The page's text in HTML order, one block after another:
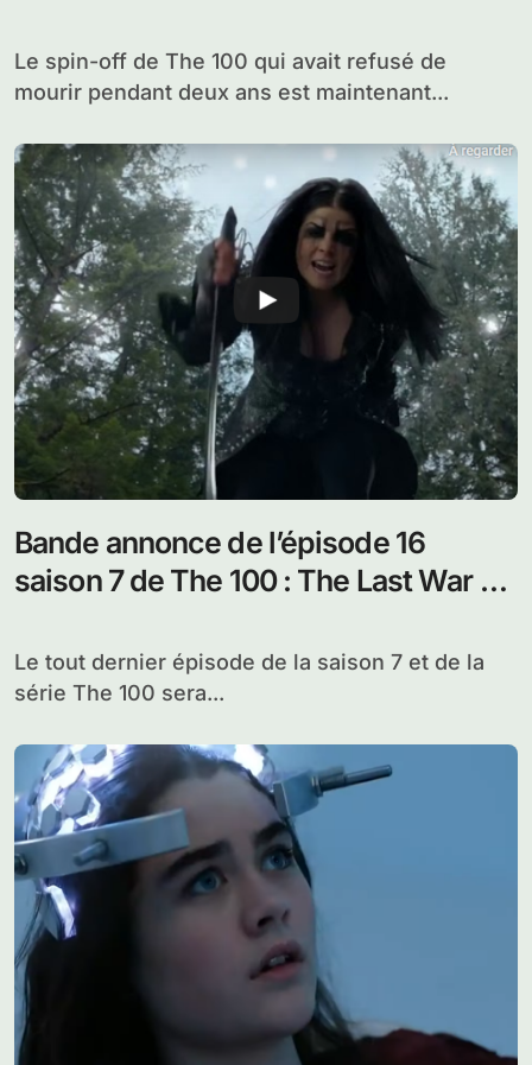
Le spin-off de The 100 qui avait refusé de
mourir pendant deux ans est maintenant...
Bande annonce de l’épisode 16
saison 7 de The 100 : The Last War –
Le tout dernier épisode de la saison 7 et de la
série The 100 sera...